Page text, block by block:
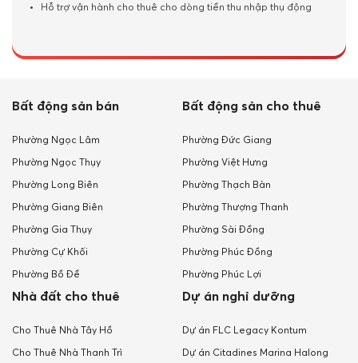
Hỗ trợ vận hành cho thuê cho dòng tiền thu nhập thụ động
Bất động sản bán
Phường Ngọc Lâm
Phường Ngọc Thụy
Phường Long Biên
Phường Giang Biên
Phường Gia Thụy
Phường Cự Khối
Phường Bồ Đề
Bất động sản cho thuê
Phường Đức Giang
Phường Việt Hưng
Phường Thạch Bàn
Phường Thượng Thanh
Phường Sài Đồng
Phường Phúc Đồng
Phường Phúc Lợi
Nhà đất cho thuê
Cho Thuê Nhà Tây Hồ
Cho Thuê Nhà Thanh Trì
Dự án nghỉ dưỡng
Dự án FLC Legacy Kontum
Dự án Citadines Marina Halong